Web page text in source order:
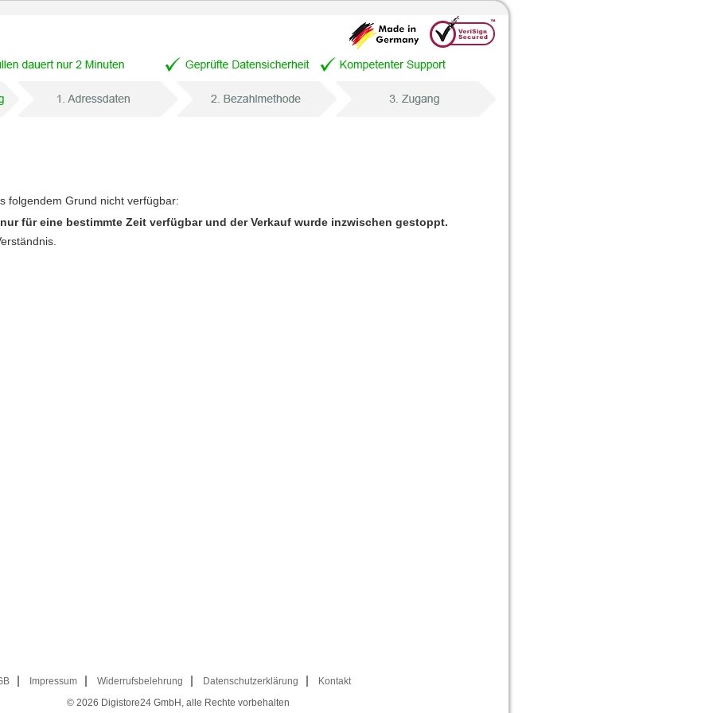
folgendem Grund nicht verfügbar:
für eine bestimmte Zeit verfügbar und der Verkauf wurde inzwischen gestoppt.
Impressum Widerrufsbelehrung Datenschutzerklärung
Kontakt
© 2026 Digistore24 GmbH, alle Rechte vorbehalten